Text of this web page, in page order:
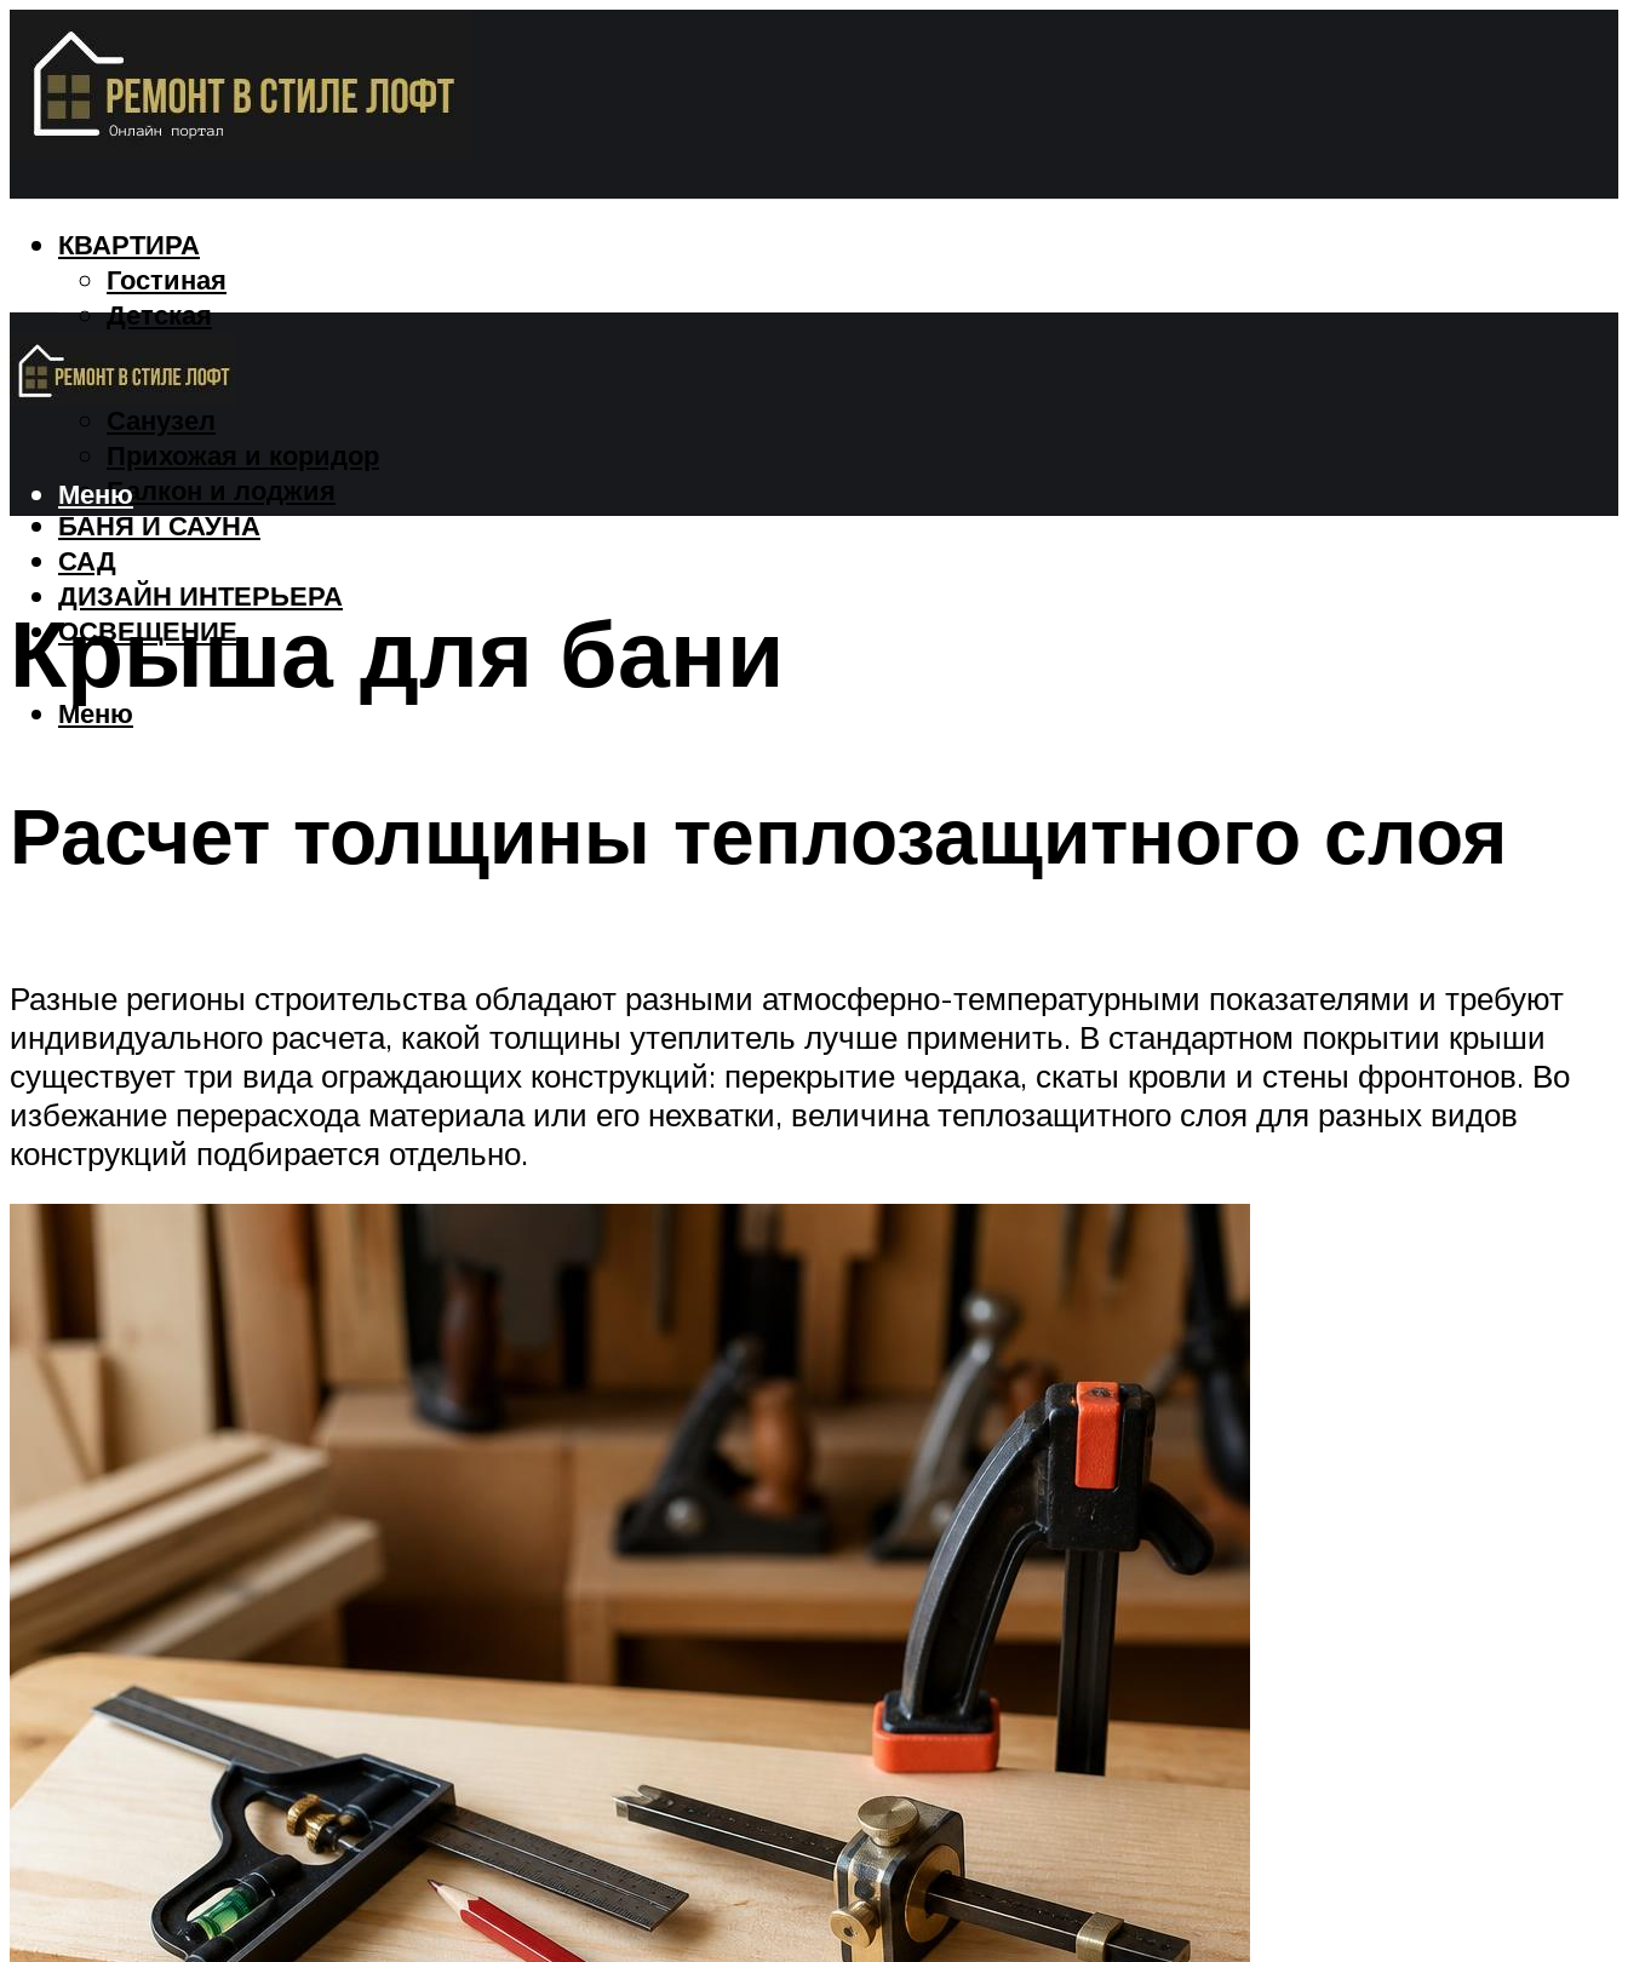
КВАРТИРА
Гостиная
Детская
Спальня
Санузел
Прихожая и коридор
Балкон и лоджия
БАНЯ И САУНА
САД
ДИЗАЙН ИНТЕРЬЕРА
ОСВЕЩЕНИЕ
Меню
Меню
Крыша для бани
Расчет толщины теплозащитного слоя
Разные регионы строительства обладают разными атмосферно-температурными показателями и требуют
индивидуального расчета, какой толщины утеплитель лучше применить. В стандартном покрытии крыши
существует три вида ограждающих конструкций: перекрытие чердака, скаты кровли и стены фронтонов. Во
избежание перерасхода материала или его нехватки, величина теплозащитного слоя для разных видов
конструкций подбирается отдельно.